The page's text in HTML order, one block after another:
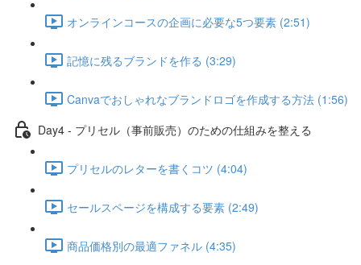
オンラインコースの企画に必要な5つ要素 (2:51)
記憶に残るブランドを作る (3:29)
Canvaでおしゃれなブランドロゴを作成する方法 (1:56)
Day4 - プリセル（事前販売）のための仕組みを整える
プリセルのレターを書くコツ (4:04)
セールスページを構成する要素 (2:49)
商品価格別の最適ファネル (4:35)